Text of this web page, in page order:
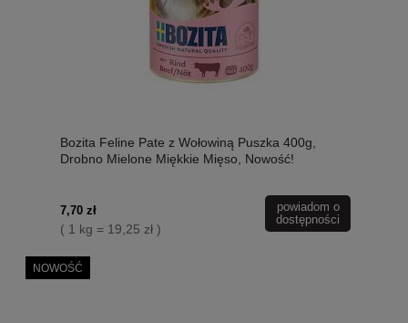
Bozita Feline Pate z Wołowiną Puszka 400g,
Drobno Mielone Miękkie Mięso, Nowość!
7,70 zł
( 1 kg = 19,25 zł )
powiadom o
dostępności
NOWOŚĆ